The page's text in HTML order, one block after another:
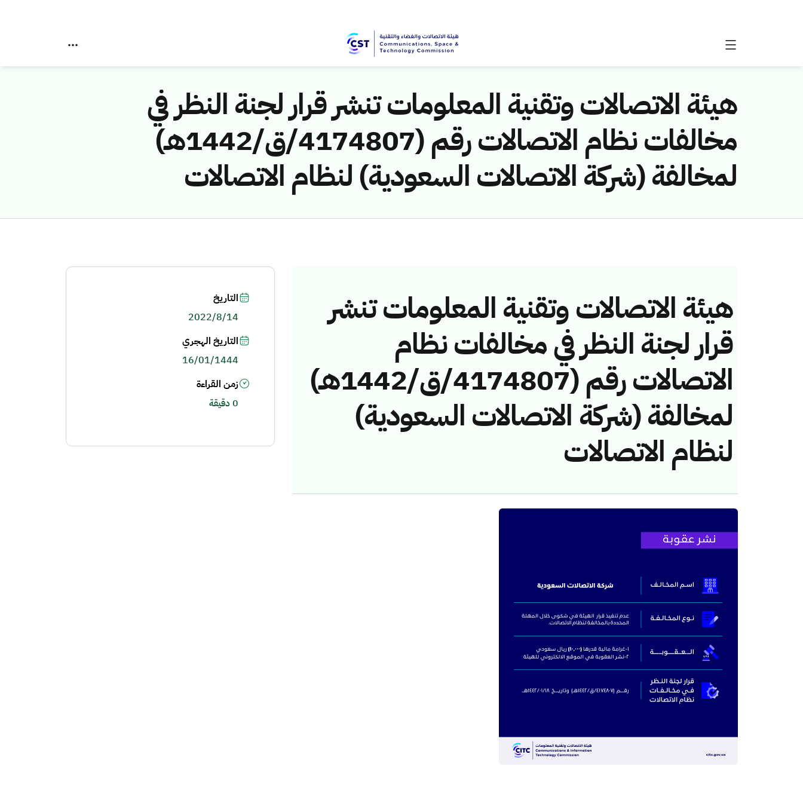
هيئة الاتصالات وتقنية المعلومات تنشر قرار لجنة النظر في
مخالفات نظام الاتصالات رقم (4174807/ق/1442هـ)
لمخالفة (شركة الاتصالات السعودية) لنظام الاتصالات
هيئة الاتصالات وتقنية المعلومات تنشر
قرار لجنة النظر في مخالفات نظام
الاتصالات رقم (4174807/ق/1442هـ)
لمخالفة (شركة الاتصالات السعودية)
لنظام الاتصالات
التاريخ
2022/8/14
التاريخ الهجري
16/01/1444
زمن القراءة
0 دقيقة